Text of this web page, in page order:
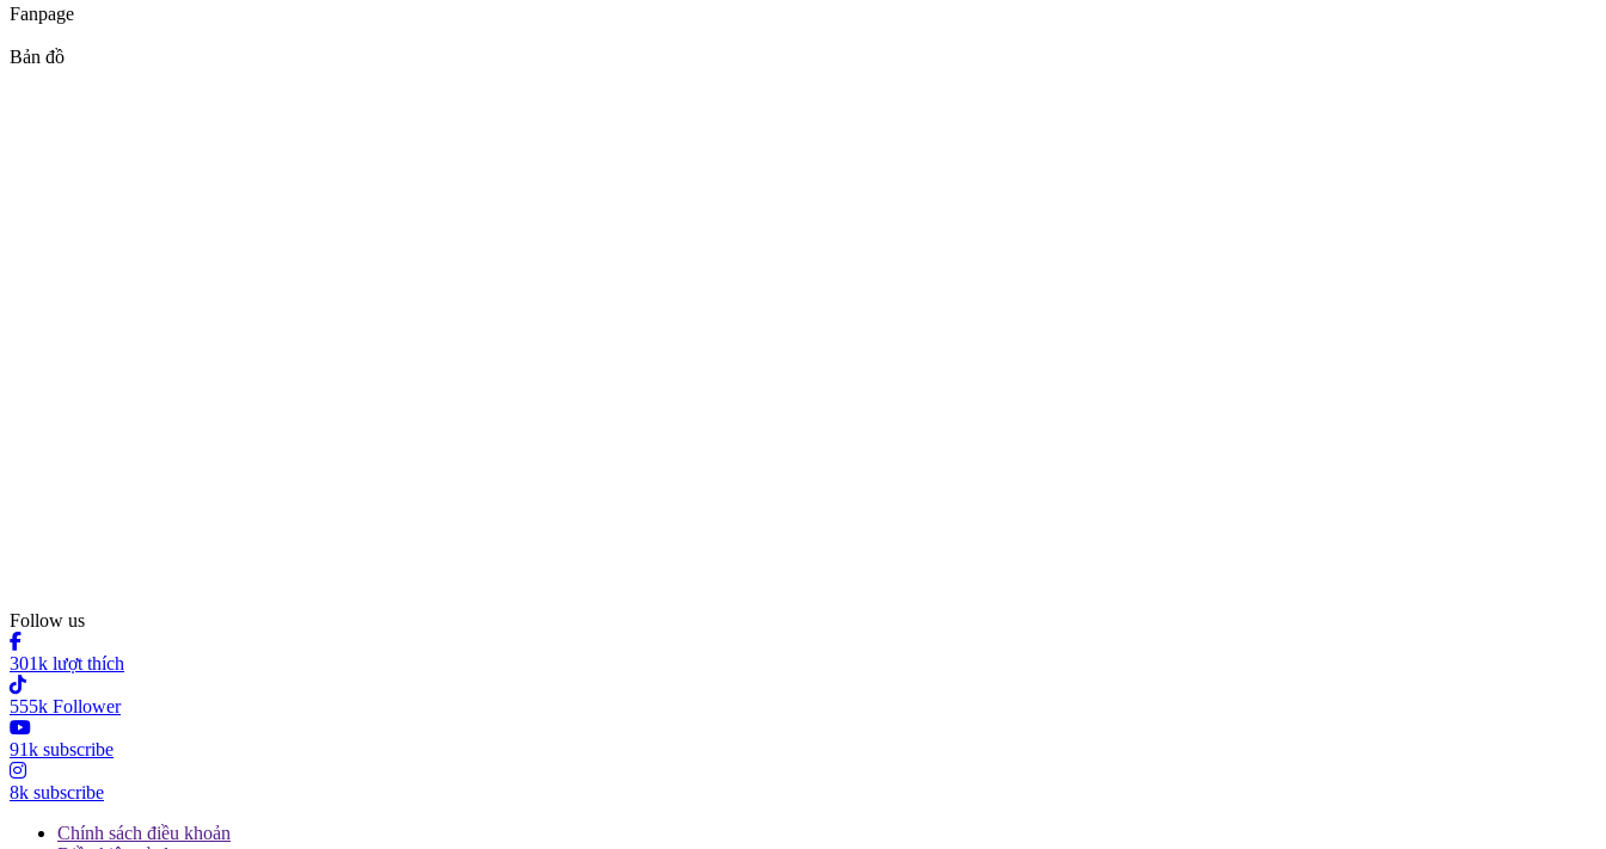
Fanpage
Bản đồ
Follow us
301k lượt thích
555k Follower
91k subscribe
8k subscribe
Chính sách điều khoản